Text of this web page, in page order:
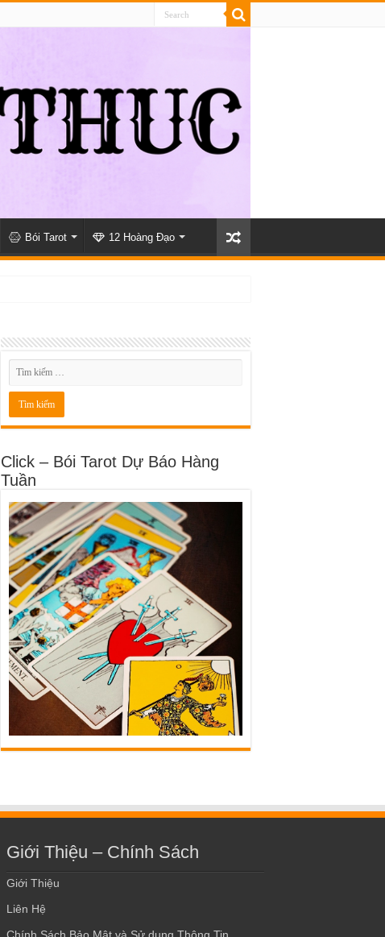
Bói Tarot 12 Hoàng Đạo
Click – Bói Tarot Dự Báo Hàng
Tuần
Giới Thiệu – Chính Sách
Giới Thiệu
Liên Hệ
Chính Sách Bảo Mật và Sử dụng Thông Tin